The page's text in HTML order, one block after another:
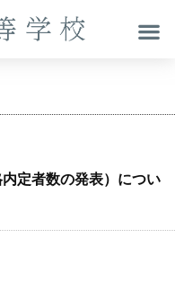
定者数の発表）につい